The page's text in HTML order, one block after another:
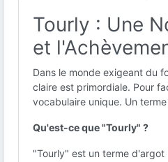
Tourly : Une
et
Dans le monde exigeant du
claire est primordiale. Pour
vocabulaire unique. Un
Qu'est-ce que "Tourly" ?
"Tourly" est un terme